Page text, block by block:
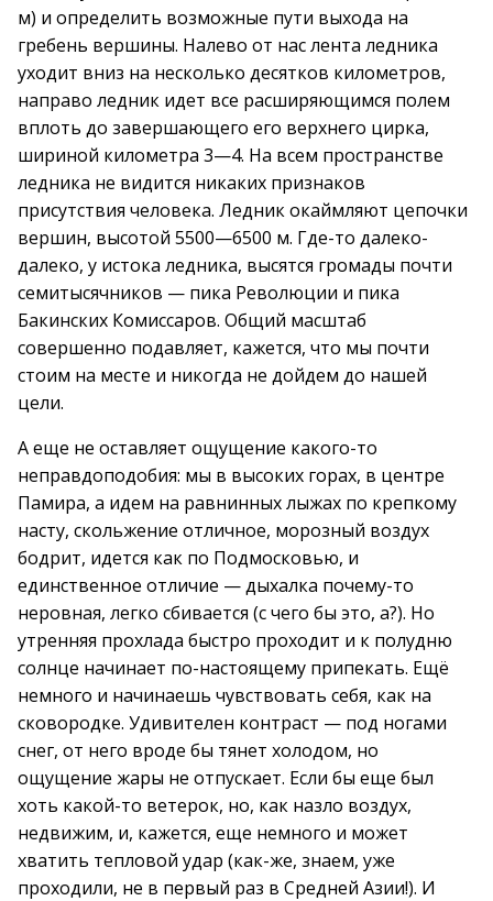
м) и определить возможные пути выхода на
гребень вершины. Налево от нас лента ледника
уходит вниз на несколько десятков километров,
направо ледник идет все расширяющимся полем
вплоть до завершающего его верхнего цирка,
шириной километра 3—4. На всем пространстве
ледника не видится никаких признаков
присутствия человека. Ледник окаймляют цепочки
вершин, высотой 5500—6500 м. Где-то далеко-
далеко, у истока ледника, высятся громады почти
семитысячников — пика Революции и пика
Бакинских Комиссаров. Общий масштаб
совершенно подавляет, кажется, что мы почти
стоим на месте и никогда не дойдем до нашей
цели.
А еще не оставляет ощущение какого-то
неправдоподобия: мы в высоких горах, в центре
Памира, а идем на равнинных лыжах по крепкому
насту, скольжение отличное, морозный воздух
бодрит, идется как по Подмосковью, и
единственное отличие — дыхалка почему-то
неровная, легко сбивается (с чего бы это, а?). Но
утренняя прохлада быстро проходит и к полудню
солнце начинает по-настоящему припекать. Ещё
немного и начинаешь чувствовать себя, как на
сковородке. Удивителен контраст — под ногами
снег, от него вроде бы тянет холодом, но
ощущение жары не отпускает. Если бы еще был
хоть какой-то ветерок, но, как назло воздух,
недвижим, и, кажется, еще немного и может
хватить тепловой удар (как-же, знаем, уже
проходили, не в первый раз в Средней Азии!). И